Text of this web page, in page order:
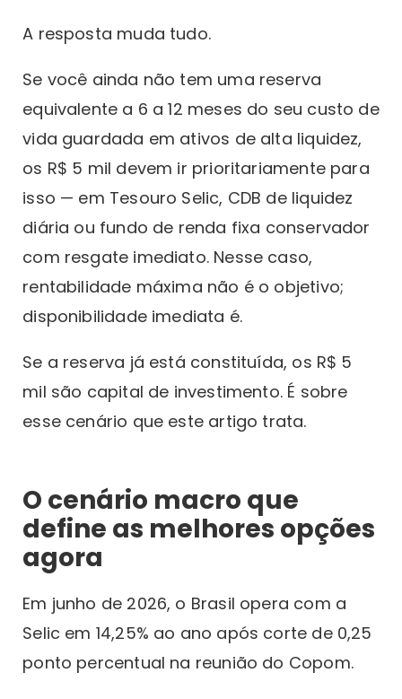
A resposta muda tudo.
Se você ainda não tem uma reserva
equivalente a 6 a 12 meses do seu custo de
vida guardada em ativos de alta liquidez,
os R$ 5 mil devem ir prioritariamente para
isso — em Tesouro Selic, CDB de liquidez
diária ou fundo de renda fixa conservador
com resgate imediato. Nesse caso,
rentabilidade máxima não é o objetivo;
disponibilidade imediata é.
Se a reserva já está constituída, os R$ 5
mil são capital de investimento. É sobre
esse cenário que este artigo trata.
O cenário macro que
define as melhores opções
agora
Em junho de 2026, o Brasil opera com a
Selic em 14,25% ao ano após corte de 0,25
ponto percentual na reunião do Copom.